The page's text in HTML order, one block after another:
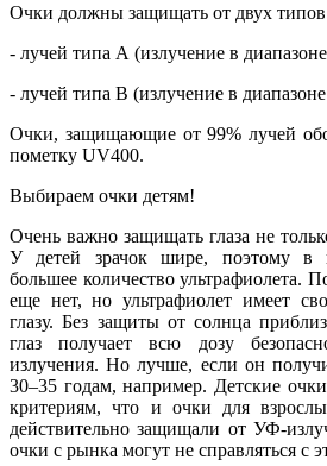
Очки должны защищать от двух типов
- лучей типа А (излучение в
- лучей типа В (излучение в
Очки, защищающие от 99% лучей
пометку UV400.
Выбираем очки детям!
Очень важно защищать глаза не
У детей зрачок шире, поэтому в
большее количество ультрафиолета.
еще нет, но ультрафиолет имеет
глазу. Без защиты от солнца
глаз получает всю дозу
излучения. Но лучше, если он
30–35 годам, например. Детские
критериям, что и очки для
действительно защищали от УФ-
очки с рынка могут не справляться с